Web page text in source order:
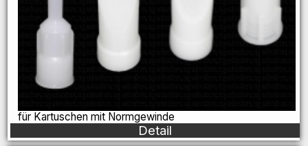
für Kartuschen mit Normgewinde
Detail